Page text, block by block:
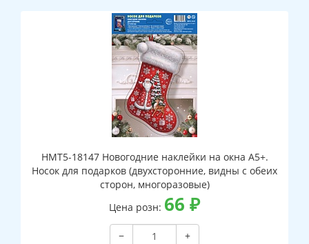
НМТ5-18147 Новогодние наклейки на окна А5+.
Носок для подарков (двухсторонние, видны с обеих
сторон, многоразовые)
Цена розн: 66 ₽
−
+